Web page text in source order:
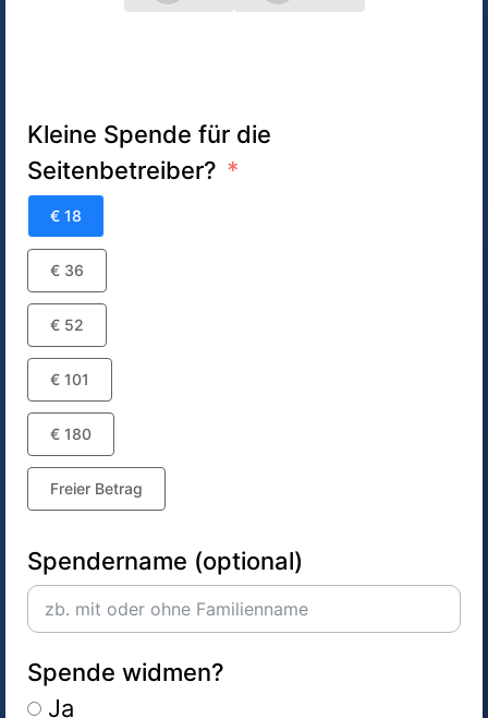
Kleine Spende für die
Seitenbetreiber?
€ 18
€ 36
€ 52
€ 101
€ 180
Freier Betrag
Spendername (optional)
Spende widmen?
Ja